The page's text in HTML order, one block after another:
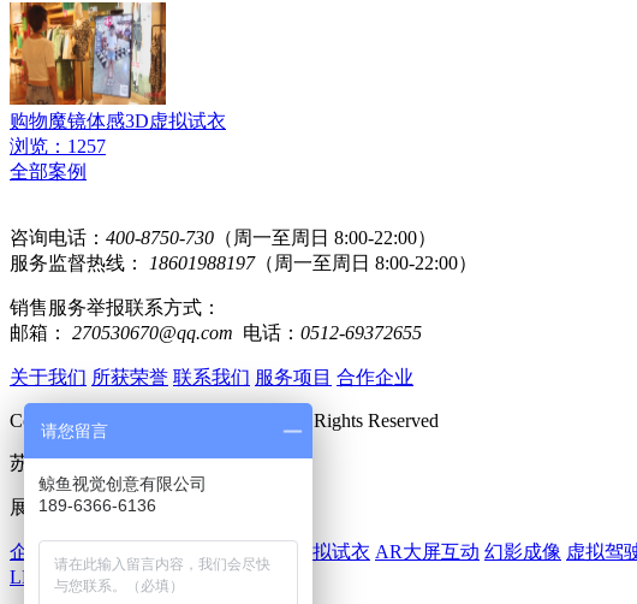
购物魔镜体感3D虚拟试衣
浏览：1257
全部案例
咨询电话： 400-8750-730 （周一至周日 8:00-22:00）
服务监督热线：
18601988197（周一至周日 8:00-22:00）
销售服务举报联系方式：
邮箱： 270530670@qq.com 电话： 0512-69372655
关于我们 所获荣誉 联系我们 服务项目 合作企业
Copyright 2019 www.huomi360.cn All Rights Reserved
苏ICP备15062489号-2
展厅多媒体：
企业展厅设计 虚拟试衣 AR大屏互动 幻影成像 虚拟驾
LED地砖屏 互动滑轨屏
请您留言
鲸鱼视觉创意有限公司
189-6366-6136